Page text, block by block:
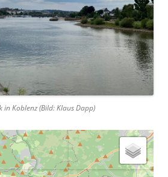
in Koblenz (Bild: Klaus Dapp)